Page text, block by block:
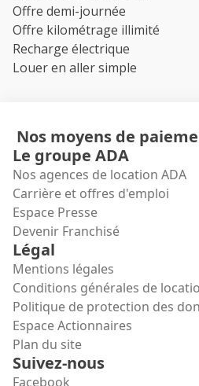
Offre demi-journée
Offre kilométrage illimité
Recharge électrique
Louer en aller simple
Nos moyens de
Le groupe ADA
Nos agences de location ADA
Carrière et offres d'emploi
Espace Presse
Devenir Franchisé
Légal
Mentions légales
Conditions générales de
Politique de protection des
Espace Actionnaires
Plan du site
Suivez-nous
Facebook